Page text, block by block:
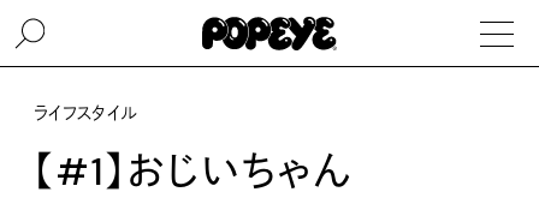
ライフスタイル
【#1】おじいちゃん